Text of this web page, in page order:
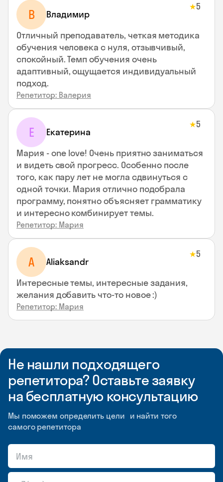
В Владимир
★5
Отличный преподаватель, четкая методика
обучения человека с нуля, отзывчивый,
спокойный. Темп обучения очень
адаптивный, ощущается индивидуальный
подход.
Репетитор: Валерия
Е Екатерина
★5
Мария - one love! Очень приятно заниматься
и видеть свой прогресс. Особенно после
того, как пару лет не могла сдвинуться с
одной точки. Мария отлично подобрала
программу, понятно объясняет грамматику
и интересно комбинирует темы.
Репетитор: Мария
A Aliaksandr
★5
Интересные темы, интересные задания,
желания добавить что-то новое :)
Репетитор: Мария
Не нашли подходящего
репетитора? Оставьте заявку
на бесплатную консультацию
Мы поможем определить цели и найти того
самого репетитора